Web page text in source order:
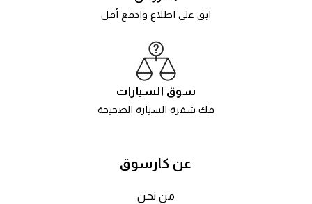
ابق على اطلاع وادفع أقل
سوق السيارات
فك شفرة السيارة الصحيحة
عن كارسوق
من نحن